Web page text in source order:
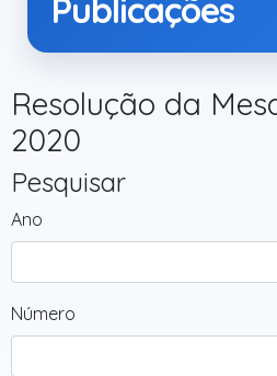
Publicações
Resolução da
2020
Pesquisar
Ano
Número